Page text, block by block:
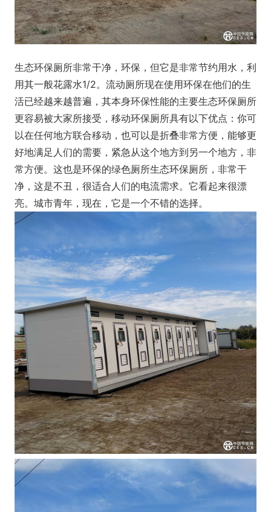
生态环保厕所非常干净，环保，但它是非常节约用水，利
用其一般花露水1/2。流动厕所现在使用环保在他们的生
活已经越来越普遍，其本身环保性能的主要生态环保厕所
更容易被大家所接受，移动环保厕所具有以下优点：你可
以在任何地方联合移动，也可以是折叠非常方便，能够更
好地满足人们的需要，紧急从这个地方到另一个地方，非
常方便。这也是环保的绿色厕所生态环保厕所，非常干
净，这是不丑，很适合人们的电流需求。它看起来很漂
亮。城市青年，现在，它是一个不错的选择。